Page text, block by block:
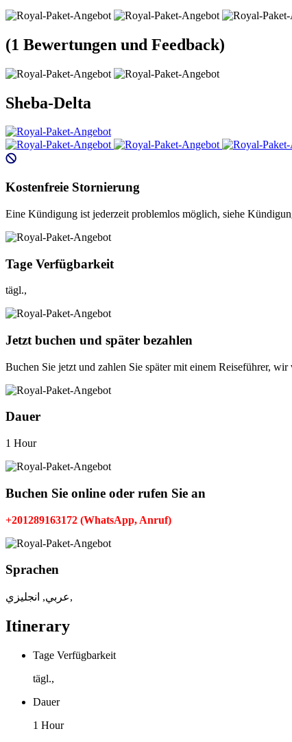
(1 Bewertungen und Feedback)
Sheba-Delta
Kostenfreie Stornierung
Eine Kündigung ist jederzeit problemlos möglich, siehe
Tage Verfügbarkeit
tägl.,
Jetzt buchen und später bezahlen
Buchen Sie jetzt und zahlen Sie später mit einem Reiseführer, wir
Dauer
1 Hour
Buchen Sie online oder rufen Sie an
+201289163172 (WhatsApp, Anruf)
Sprachen
عربي, انجليزي,
Itinerary
Tage Verfügbarkeit
tägl.,
Dauer
1 Hour